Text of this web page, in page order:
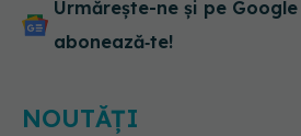
Urmărește-ne și pe Google
abonează‑te!
NOUTĂȚI